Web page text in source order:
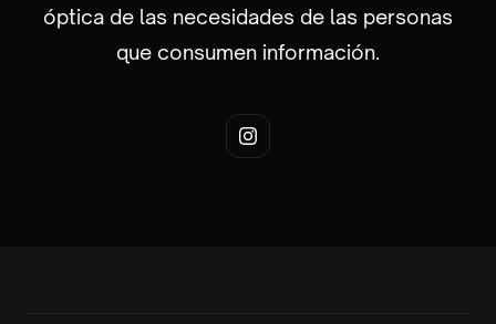
óptica de las necesidades de las personas
que consumen información.